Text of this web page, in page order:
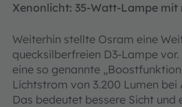
Xenonlicht: 35-Watt-Lampe
Weiterhin stellte Osram eine
quecksilberfreien D3-Lampe
eine so genannte
Lichtstrom von 3.200 Lumen
Das bedeutet bessere Sicht